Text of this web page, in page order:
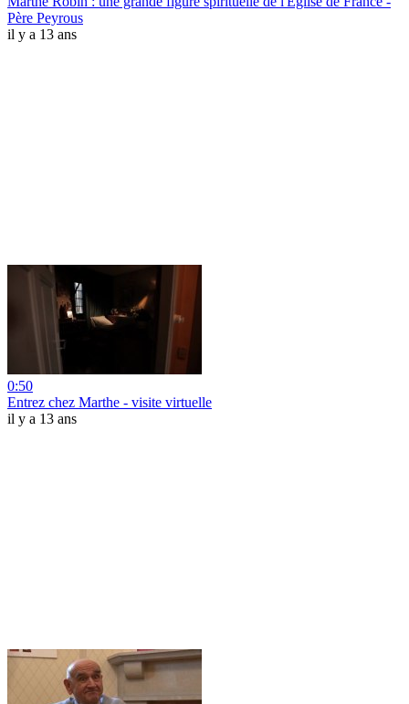
Père Peyrous
il y a 13 ans
0:50
Entrez chez Marthe - visite virtuelle
il y a 13 ans